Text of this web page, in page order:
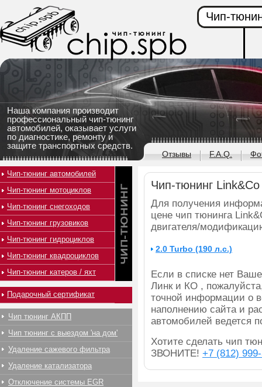
Наша компания производит
профессиональный чип-тюнинг
автомобилей, оказывает услуги
по диагностике, ремонту и
защите транспортных средств.
Чип-
Отзывы F.A.Q.
Чип-тюнинг
Для получения
цене чип тюнинга
двигателя/
2.0 Turbo (190 л.с.)
Если в списке нет
Линк и КО ,
точной информации о
наполнению сайта и
автомобилей ведется
Хотите сделать чип
ЗВОНИТЕ! +7 (812)
Чип-тюнинг автомобилей
Чип-тюнинг мотоциклов
Чип-тюнинг снегоходов
Чип-тюнинг грузовиков
Чип-тюнинг гидроциклов
Чип-тюнинг квадроциклов
Чип-тюнинг катеров / яхт
Подарочный сертификат
Чип тюнинг АКПП
Чип тюнинг с выездом 'на дом'
Удаление сажевого фильтра
Удаление катализатора
Отключение системы EGR